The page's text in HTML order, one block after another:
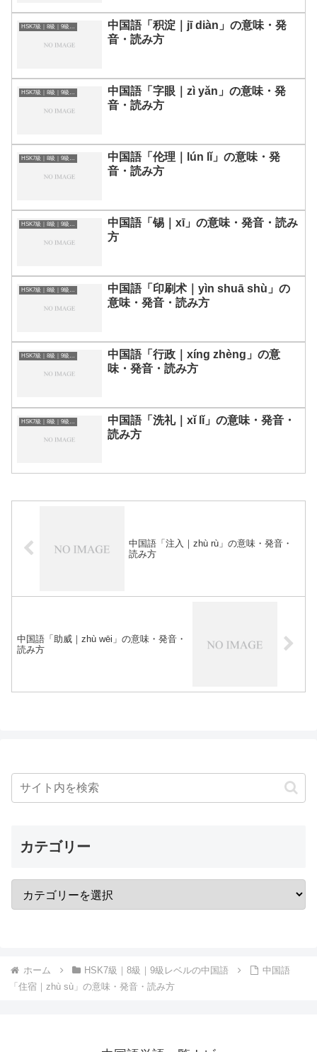
HSK7級｜8級｜9級レベルの中国語
中国語「积淀｜jī diàn」の意味・発
音・読み方
HSK7級｜8級｜9級レベルの中国語
中国語「字眼｜zì yǎn」の意味・発
音・読み方
HSK7級｜8級｜9級レベルの中国語
中国語「伦理｜lún lǐ」の意味・発
音・読み方
HSK7級｜8級｜9級レベルの中国語
中国語「锡｜xī」の意味・発音・読み
方
HSK7級｜8級｜9級レベルの中国語
中国語「印刷术｜yìn shuā shù」の
意味・発音・読み方
中国語「行政｜xíng zhèng」の意
味・発音・読み方
中国語「洗礼｜xǐ lǐ」の意味・発音・
読み方
中国語「注入｜zhù rù」の意味・発音・
読み方
中国語「助威｜zhù wēi」の意味・発音・
読み方
カテゴリー
ホーム HSK7級｜8級｜9級レベルの中国語
中国語
「住宿｜zhù sù」の意味・発音・読み方